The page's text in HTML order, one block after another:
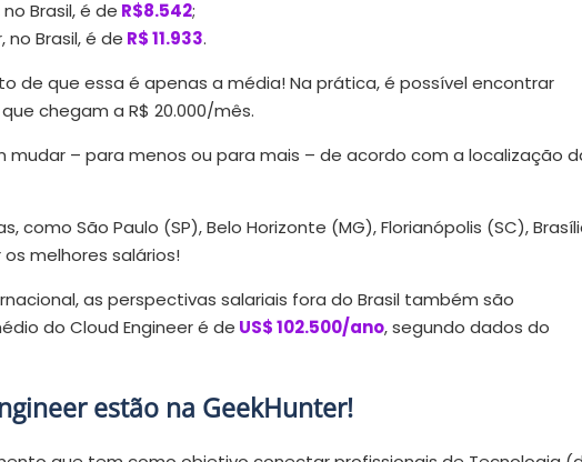
Brasil, é de R$8.542;
no Brasil, é de R$ 11.933.
de que essa é apenas a média! Na prática, é possível encontrar
chegam a R$ 20.000/mês.
– para menos ou para mais – de acordo com a localização
como São Paulo (SP), Belo Horizonte (MG), Florianópolis (SC),
melhores salários!
as perspectivas salariais fora do Brasil também são
do Cloud Engineer é de US$ 102.500/ano, segundo dados do
estão na GeekHunter!